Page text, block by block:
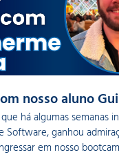
nosso aluno
há algumas semanas
Software, ganhou
em nosso